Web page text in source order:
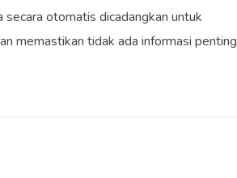
secara otomatis dicadangkan untuk
memastikan tidak ada informasi penting